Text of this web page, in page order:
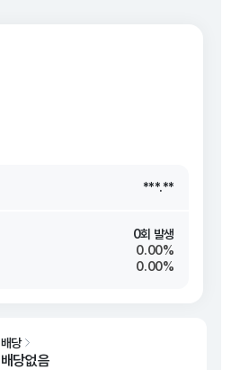
***.**
***.**
0회 발생
0.00%
0.00%
배당
배당없음